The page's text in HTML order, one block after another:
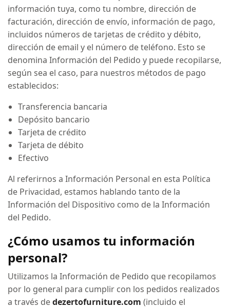
información tuya, como tu nombre, dirección de
facturación, dirección de envío, información de pago,
incluidos números de tarjetas de crédito y débito,
dirección de email y el número de teléfono. Esto se
denomina Información del Pedido y puede recopilarse,
según sea el caso, para nuestros métodos de pago
establecidos:
Transferencia bancaria
Depósito bancario
Tarjeta de crédito
Tarjeta de débito
Efectivo
Al referirnos a Información Personal en esta Política
de Privacidad, estamos hablando tanto de la
Información del Dispositivo como de la Información
del Pedido.
¿Cómo usamos tu información
personal?
Utilizamos la Información de Pedido que recopilamos
por lo general para cumplir con los pedidos realizados
a través dedezertofurniture.com (incluido el